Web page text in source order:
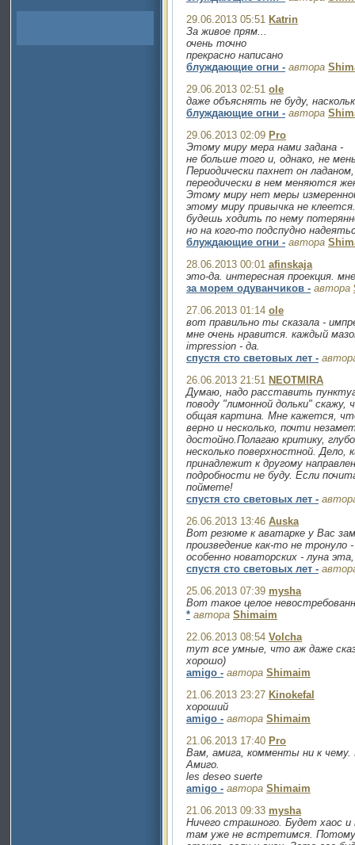
29.06.2013 05:51 Katrin
За живое прям...
очень точно
прекрасно написано
блуждающие огни - автора
29.06.2013 02:51 ole
даже объяснять не буду,
блуждающие огни - автора
29.06.2013 02:09 Pro
Этому миру мера нами задана -
не больше того и, однако, не
Периодически пахнет он ладаном,
переодически в нем меняются
Этому миру нет меры
этому миру привычка не
будешь ходить по нему
но на кого-то подспудно
блуждающие огни - автора
28.06.2013 00:01 afinskaja
это-да. интересная проекция.
за морем одуванчиков - автора
27.06.2013 01:14 ole
вот правильно ты сказала -
мне очень нравится. каждый
impression - да.
спустя сто световых лет -
26.06.2013 21:51 NEOTMIRA
Думаю, надо расставить
поводу "лимонной дольки"
общая картина. Мне кажется,
верно и несколько, почти
достойно.Полагаю критику,
несколько поверхностной.
принадлежит к другому
подробности не буду. Если
поймете!
спустя сто световых лет -
26.06.2013 13:46 Auska
Вот резюме к аватарке у Вас
произведение как-то не
особенно новаторских - луна
спустя сто световых лет -
25.06.2013 07:39 mysha
Вот такое целое
* автора Shimaim
22.06.2013 08:54 Volcha
тут все умные, что аж даже
хорошо)
amigo - автора Shimaim
21.06.2013 23:27 Kinokefal
хороший
amigo - автора Shimaim
21.06.2013 17:40 Pro
Вам, амига, комменты ни к чему.
Амиго.
les deseo suerte
amigo - автора Shimaim
21.06.2013 09:33 mysha
Ничего страшного. Будет хаос
там уже не встретимся.